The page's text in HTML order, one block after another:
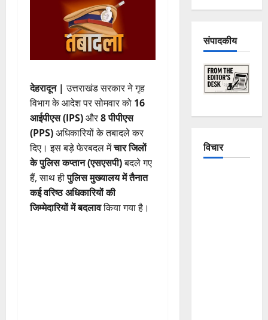
देहरादून | उत्तराखंड सरकार ने गृह
विभाग के आदेश पर सोमवार को 16
आईपीएस (IPS)और8 पीपीएस
(PPS)अधिकारियों के तबादले कर
दिए। इस बड़े फेरबदल मेंचार जिलों
के पुलिस कप्तान (एसएसपी)बदले गए
हैं, साथ हीपुलिस मुख्यालय में तैनात
कई वरिष्ठ अधिकारियों की
जिम्मेदारियों में बदलावकिया गया है।
संपादकीय
विचार